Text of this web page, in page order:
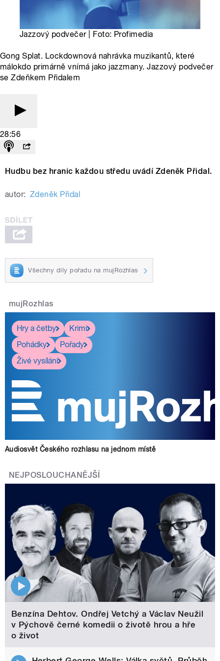
Jazzový podvečer | Foto: Profimedia
Gong Splat. Lockdownová nahrávka muzikantů, které
málokdo primárně vnímá jako jazzmany. Jazzový podvečer
se Zdeňkem Přidalem
28:56
Hudbu bez hranic každou středu uvádí Zdeněk Přidal.
autor: Zdeněk Přidal
Všechny díly pořadu na mujRozhlas
mujRozhlas
Hry a četby
Krimi
Pohádky
Pořady
Živé vysílání
Audiosvět Českého rozhlasu na jednom místě
NEJPOSLOUCHANĚJŠÍ
Benzína Dehtov. Ondřej Vetchý a Václav Neužil
v Pýchově černé komedii o životě hrou a hře
o život